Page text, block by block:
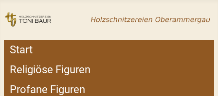
Start
Religiöse Figuren
Profane Figuren